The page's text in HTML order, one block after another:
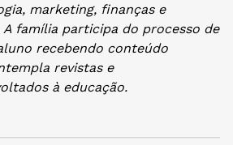
marketing, finanças e
família participa do processo de
recebendo conteúdo
revistas e
à educação.